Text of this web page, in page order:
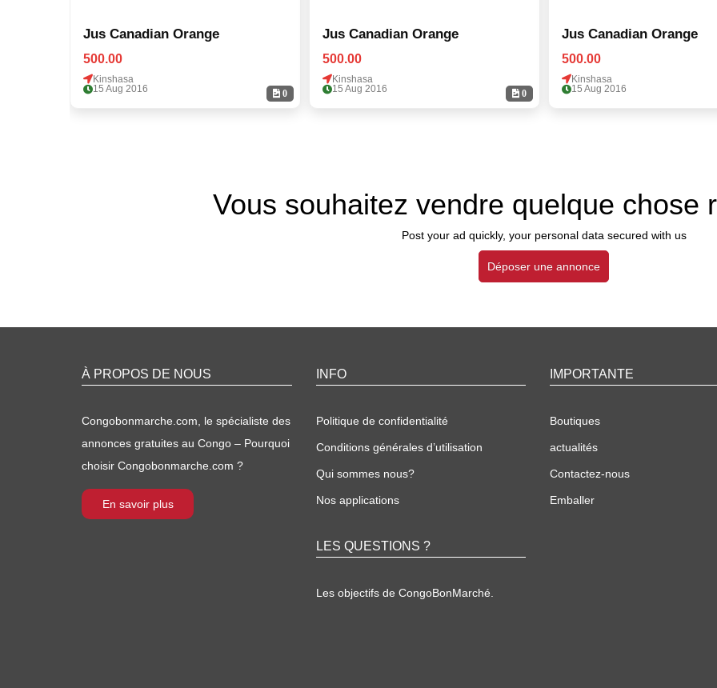
0
Jus Canadian Orange
500.00
Kinshasa
15 Aug 2016
0
Jus Canadian Orange
500.00
Kinshasa
15 Aug 2016
Jus Canadian Orange
500.00
Kinshasa
15 Aug 2016
Vous souhaitez vendre quelque chose
Post your ad quickly, your personal data secured with us
Déposer une annonce
À PROPOS DE NOUS
Congobonmarche.com, le spécialiste des
annonces gratuites au Congo – Pourquoi
choisir Congobonmarche.com ?
En savoir plus
INFO
Politique de confidentialité
Conditions générales d’utilisation
Qui sommes nous?
Nos applications
LES QUESTIONS ?
Les objectifs de CongoBonMarché.
IMPORTANTE
Boutiques
actualités
Contactez-nous
Emballer